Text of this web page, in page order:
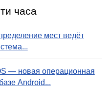
часа
мест ведёт
— новая операционная
Android...